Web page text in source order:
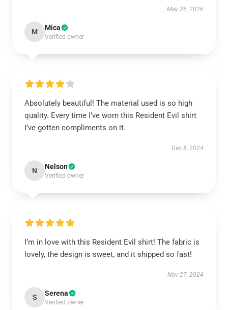
May 26, 2026
M Mica
Verified owner
Absolutely beautiful! The material used is so high
quality. Every time I’ve worn this Resident Evil shirt
I’ve gotten compliments on it.
Dec 8, 2024
N Nelson
Verified owner
I’m in love with this Resident Evil shirt! The fabric is
lovely, the design is sweet, and it shipped so fast!
Nov 27, 2024
S Serena
Verified owner